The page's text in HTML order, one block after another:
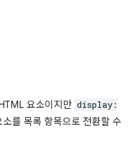
요소이지만 display:
를 목록 항목으로 전환할 수